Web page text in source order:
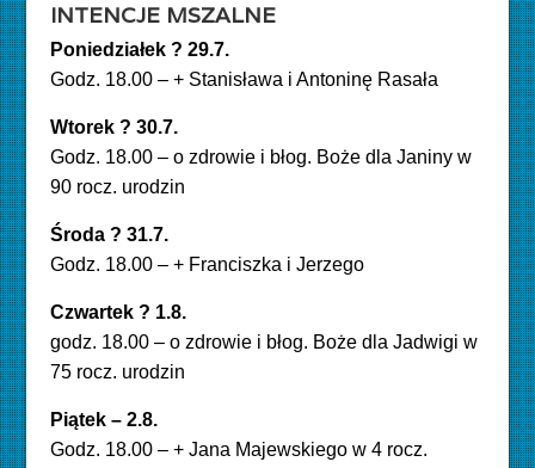
INTENCJE MSZALNE
Poniedziałek ? 29.7.
Godz. 18.00 – + Stanisława i Antoninę Rasała
Wtorek ? 30.7.
Godz. 18.00 – o zdrowie i błog. Boże dla Janiny w
90 rocz. urodzin
Środa ? 31.7.
Godz. 18.00 – + Franciszka i Jerzego
Czwartek ? 1.8.
godz. 18.00 – o zdrowie i błog. Boże dla Jadwigi w
75 rocz. urodzin
Piątek – 2.8.
Godz. 18.00 – + Jana Majewskiego w 4 rocz.